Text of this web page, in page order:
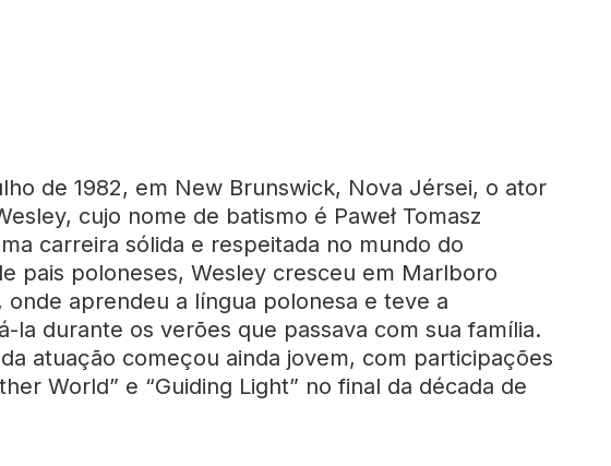
de 1982, em New Brunswick, Nova Jérsei, o ator
cujo nome de batismo é Paweł Tomasz
carreira sólida e respeitada no mundo do
pais poloneses, Wesley cresceu em Marlboro
onde aprendeu a língua polonesa e teve a
la durante os verões que passava com sua família.
atuação começou ainda jovem, com participações
World” e “Guiding Light” no final da década de